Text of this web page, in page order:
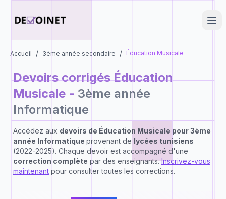
Accueil / 3ème année secondaire / Éducation Musicale
Devoirs corrigésÉducation
Musicale - 3ème année
Informatique
Accédez aux devoirs de Éducation Musicale pour3ème
année Informatique provenant de lycées tunisiens
(2022-2025). Chaque devoir est accompagné d'une
correction complètepar des enseignants.Inscrivez-vous
maintenant pour consulter toutes les corrections.